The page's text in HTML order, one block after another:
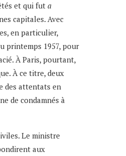
et qui fut a
capitales. Avec
en particulier,
printemps 1957, pour
À Paris, pourtant,
À ce titre, deux
des attentats en
de condamnés à
Le ministre
aux